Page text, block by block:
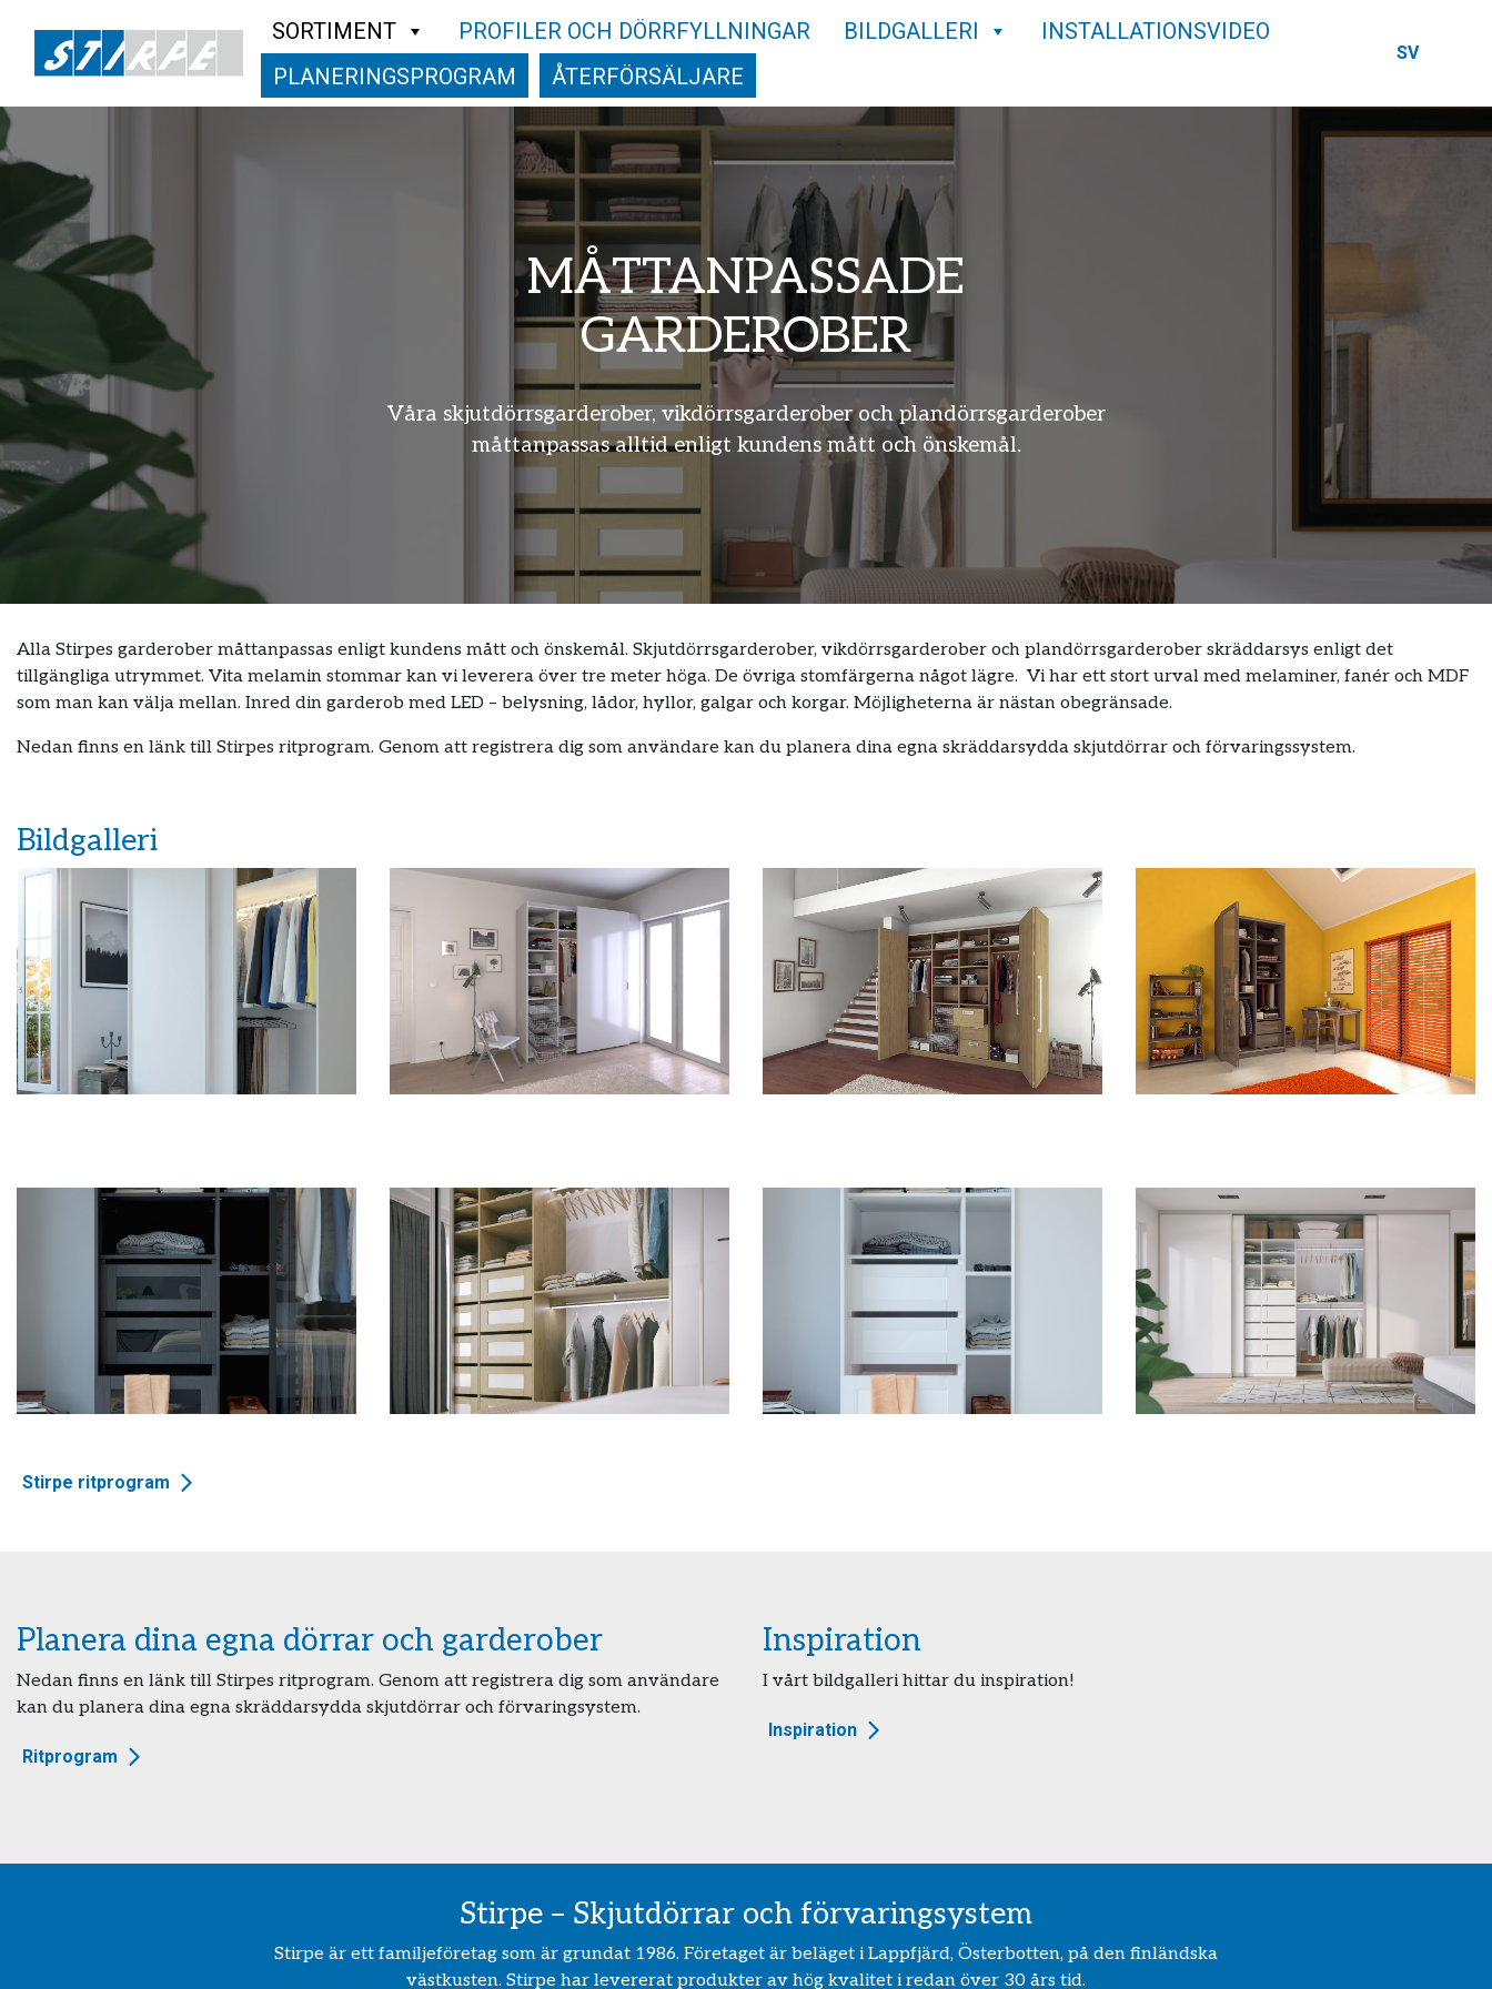
SORTIMENT PROFILER OCH DÖRRFYLLNINGAR BILDGALLERI
INSTALLATIONSVIDEO
PLANERINGSPROGRAM
ÅTERFÖRSÄLJARE
SV
MÅTTANPASSADE
GARDEROBER
Våra skjutdörrsgarderober, vikdörrsgarderober och plandörrsgarderober
måttanpassas alltid enligt kundens mått och önskemål.
Alla Stirpes garderober måttanpassas enligt kundens mått och önskemål. Skjutdörrsgarderober, vikdörrsgarderober och plandörrsgarderober skräddarsys enligt det
tillgängliga utrymmet. Vita melamin stommar kan vi leverera över tre meter höga. De övriga stomfärgerna något lägre. Vi har ett stort urval med melaminer, fanér och MDF
som man kan välja mellan. Inred din garderob med LED – belysning, lådor, hyllor, galgar och korgar. Möjligheterna är nästan obegränsade.
Nedan finns en länk till Stirpes ritprogram. Genom att registrera dig som användare kan du planera dina egna skräddarsydda skjutdörrar och förvaringssystem.
Bildgalleri
Stirpe ritprogram
Planera dina egna dörrar och garderober
Nedan finns en länk till Stirpes ritprogram. Genom att registrera dig som användare
kan du planera dina egna skräddarsydda skjutdörrar och förvaringsystem.
Ritprogram
Inspiration
I vårt bildgalleri hittar du inspiration!
Inspiration
Stirpe – Skjutdörrar och förvaringsystem
Stirpe är ett familjeföretag som är grundat 1986. Företaget är beläget i Lappfjärd, Österbotten, på den finländska
västkusten. Stirpe har levererat produkter av hög kvalitet i redan över 30 års tid.